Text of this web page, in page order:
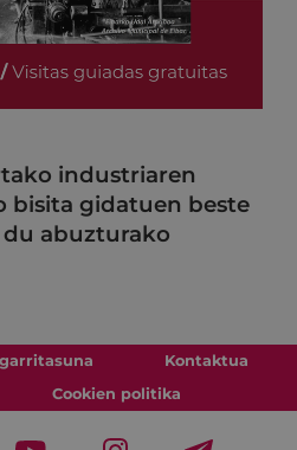
industriaren
bisita gidatuen beste
abuzturako
Kontaktua
Cookien politika